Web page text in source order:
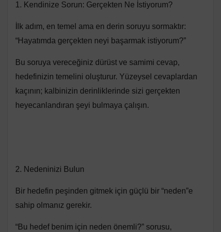
1. Kendinize Sorun: Gerçekten Ne İstiyorum?
İlk adım, en temel ama en derin soruyu sormaktır:
“Hayatımda gerçekten neyi başarmak istiyorum?”
Bu soruya vereceğiniz dürüst ve samimi cevap,
hedefinizin temelini oluşturur. Yüzeysel cevaplardan
kaçının; kalbinizin derinliklerinde sizi gerçekten
heyecanlandıran şeyi bulmaya çalışın.
2. Nedeninizi Bulun
Bir hedefin peşinden gitmek için güçlü bir “neden”e
sahip olmanız gerekir.
“Bu hedef benim için neden önemli?” sorusu,